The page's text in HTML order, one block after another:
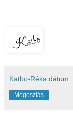
Katbo-Réka dátum:
Megosztás